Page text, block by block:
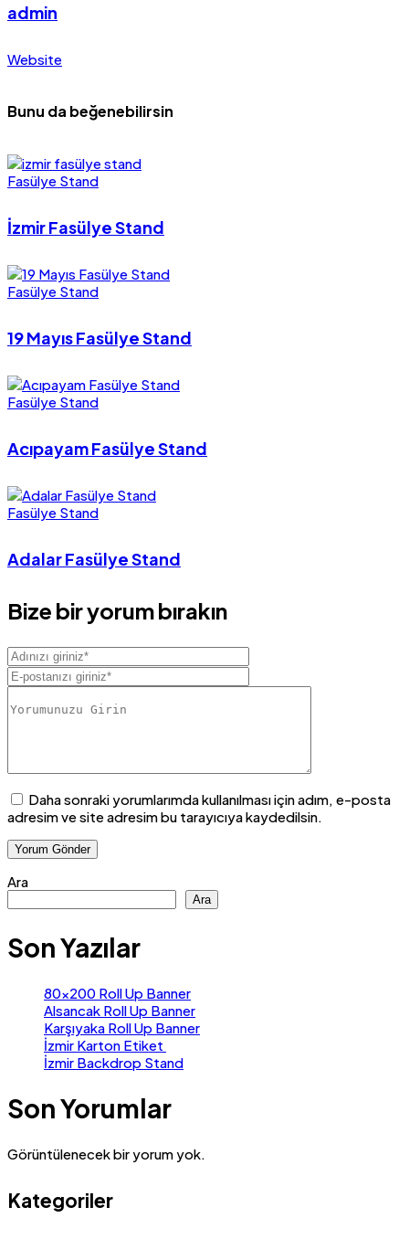
admin
Website
Bunu da beğenebilirsin
Fasülye Stand
İzmir Fasülye Stand
Fasülye Stand
19 Mayıs Fasülye Stand
Fasülye Stand
Acıpayam Fasülye Stand
Fasülye Stand
Adalar Fasülye Stand
Bize bir yorum bırakın
Daha sonraki yorumlarımda kullanılması için adım, e-posta
adresim ve site adresim bu tarayıcıya kaydedilsin.
Ara
Ara
Son Yazılar
80×200 Roll Up Banner
Alsancak Roll Up Banner
Karşıyaka Roll Up Banner
İzmir Karton Etiket
İzmir Backdrop Stand
Son Yorumlar
Görüntülenecek bir yorum yok.
Kategoriler